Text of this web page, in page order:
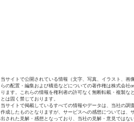
当サイトで公開されている情報（文字、写真、イラスト、画
らの配置・編集および構造などについての著作権は株式会社
ります。これらの情報を権利者の許可なく無断転載・複製な
とは固く禁じております。
当サイトで掲載しているすべての情報やデータは、当社の調
作成したものとなりますが、サービスへの感想については、
出された見解・感想となっており、当社の見解・意見ではな